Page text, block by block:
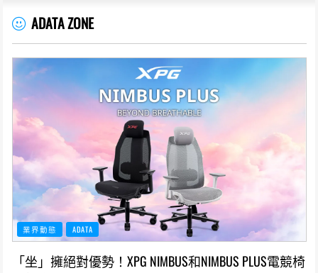
ADATA ZONE
業界動態 ADATA
「坐」擁絕對優勢！XPG NIMBUS和NIMBUS PLUS電競椅